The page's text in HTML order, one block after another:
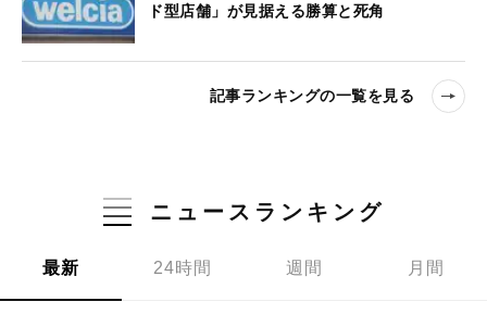
ド型店舗」が見据える勝算と死角
記事ランキングの一覧を見る
ニュースランキング
最新 24時間 週間 月間